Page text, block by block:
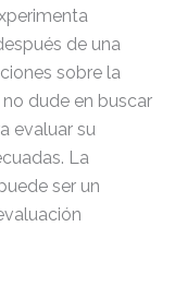
de una
sobre la
dude en buscar
evaluar su
La
ser un